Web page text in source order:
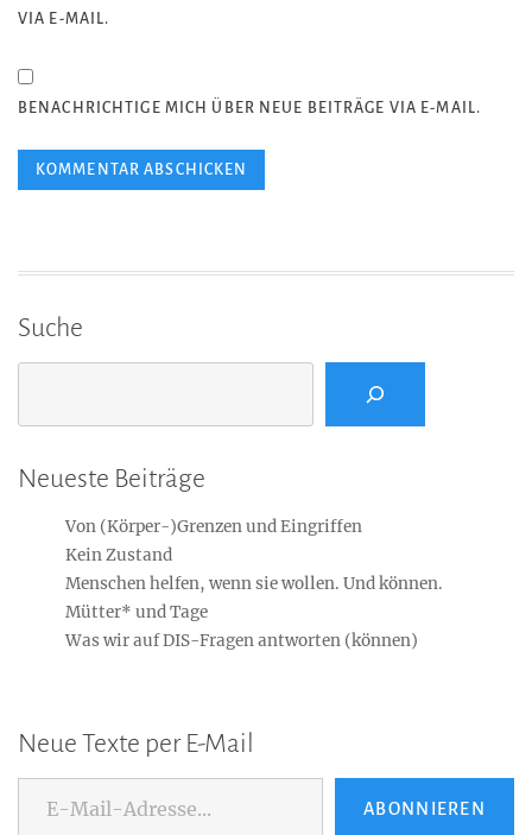
VIA E-MAIL.
BENACHRICHTIGE MICH ÜBER NEUE BEITRÄGE VIA E-MAIL.
Suche
Neueste Beiträge
Von (Körper-)Grenzen und Eingriffen
Kein Zustand
Menschen helfen, wenn sie wollen. Und können.
Mütter* und Tage
Was wir auf DIS-Fragen antworten (können)
Neue Texte per E-Mail
E-Mail-Adresse...
ABONNIEREN